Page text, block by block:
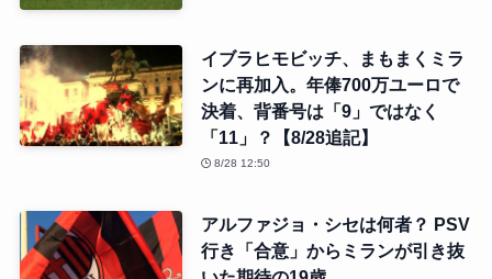
イブラヒモビッチ、まもまくミラ
ンに再加入。年俸700万ユーロで
決着、背番号は「9」ではなく
「11」？【8/28追記】
8/28 12:50
アルファジョ・シセは何者？ PSV
行き「合意」からミランが引き抜